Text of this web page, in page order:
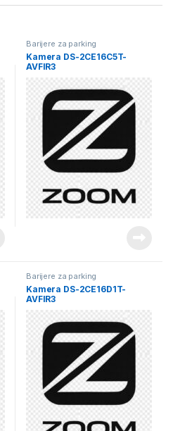
Barijere za parking
Kamera DS-2CE16C5T-
AVFIR3
Barijere za parking
Kamera DS-2CE16D1T-
AVFIR3